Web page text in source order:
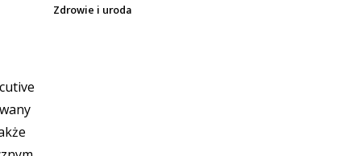
Zdrowie i uroda